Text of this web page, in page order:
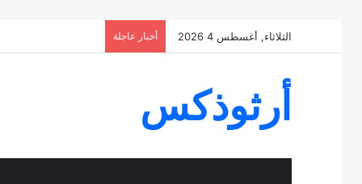
الثلاثاء, أغسطس 4 2026 أخبار عاجلة
أرثوذكس